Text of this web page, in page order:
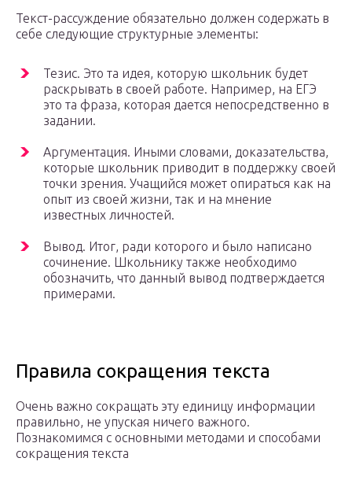
Текст-рассуждение обязательно должен содержать в
себе следующие структурные элементы:
Тезис. Это та идея, которую школьник будет
раскрывать в своей работе. Например, на ЕГЭ
это та фраза, которая дается непосредственно в
задании.
Аргументация. Иными словами, доказательства,
которые школьник приводит в поддержку своей
точки зрения. Учащийся может опираться как на
опыт из своей жизни, так и на мнение
известных личностей.
Вывод. Итог, ради которого и было написано
сочинение. Школьнику также необходимо
обозначить, что данный вывод подтверждается
примерами.
Правила сокращения текста
Очень важно сокращать эту единицу информации
правильно, не упуская ничего важного.
Познакомимся с основными методами и способами
сокращения текста